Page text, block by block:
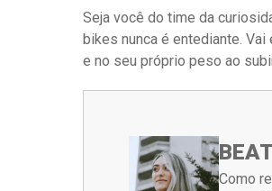
Seja você do time da
bikes nunca é entediante.
e no seu próprio peso ao
Como